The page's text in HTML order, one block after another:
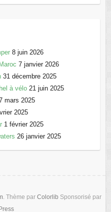
8 juin 2026
7 janvier 2026
31 décembre 2025
à vélo 21 juin 2025
mars 2025
2025
1 février 2025
26 janvier 2025
. Thème par Colorlib Sponsorisé par